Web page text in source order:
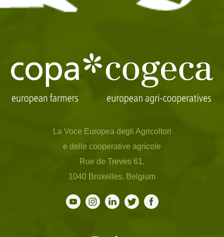
La Voce Europea degli Agricoltori
e delle cooperative agricole
Rue de Treves 61,
1040 Bruxelles, Belgium